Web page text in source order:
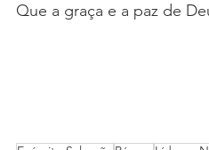
Que a graça e a paz de